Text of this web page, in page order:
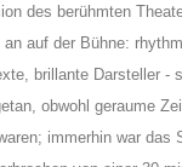
des berühmten
auf der Bühne:
brillante Darsteller -
obwohl geraume
immerhin war das